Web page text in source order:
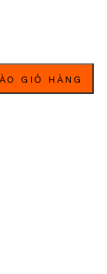
GIỎ HÀNG